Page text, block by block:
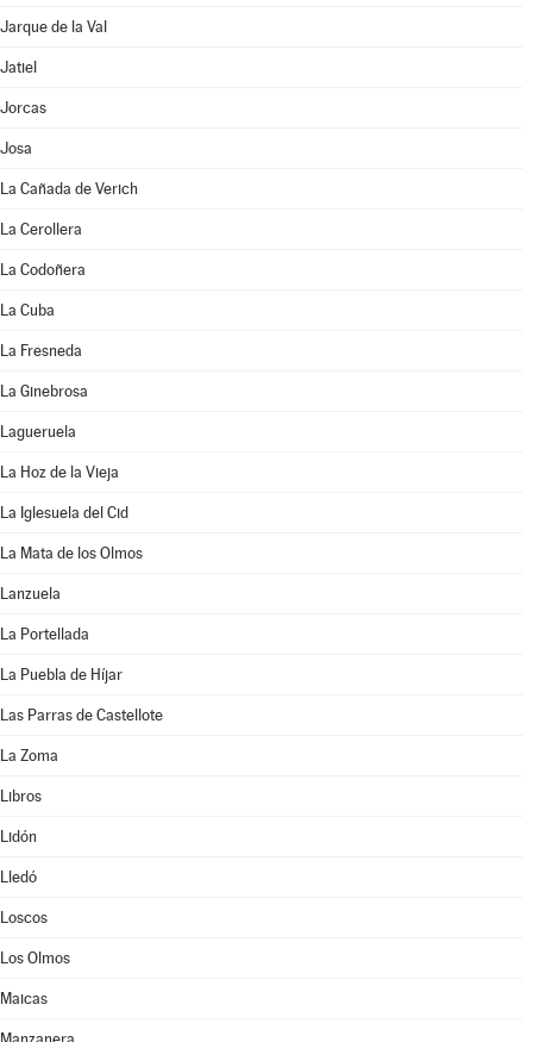
Jarque de la Val
Jatiel
Jorcas
Josa
La Cañada de Verich
La Cerollera
La Codoñera
La Cuba
La Fresneda
La Ginebrosa
Lagueruela
La Hoz de la Vieja
La Iglesuela del Cid
La Mata de los Olmos
Lanzuela
La Portellada
La Puebla de Híjar
Las Parras de Castellote
La Zoma
Libros
Lidón
Lledó
Loscos
Los Olmos
Maicas